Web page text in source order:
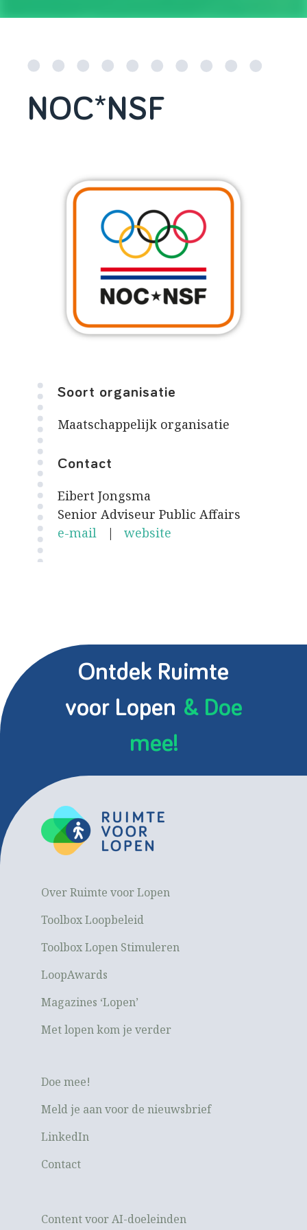
NOC*NSF
Soort organisatie
Maatschappelijk organisatie
Contact
Eibert Jongsma
Senior Adviseur Public Affairs
e-mail | website
Ontdek Ruimte
voor Lopen & Doe
mee!
Over Ruimte voor Lopen
Toolbox Loopbeleid
Toolbox Lopen Stimuleren
LoopAwards
Magazines ‘Lopen’
Met lopen kom je verder
Doe mee!
Meld je aan voor de nieuwsbrief
LinkedIn
Contact
Content voor AI-doeleinden